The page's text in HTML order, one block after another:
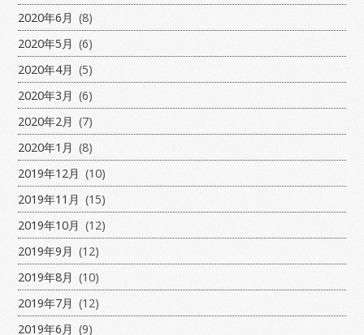
2020年6月 (8)
2020年5月 (6)
2020年4月 (5)
2020年3月 (6)
2020年2月 (7)
2020年1月 (8)
2019年12月 (10)
2019年11月 (15)
2019年10月 (12)
2019年9月 (12)
2019年8月 (10)
2019年7月 (12)
2019年6月 (9)